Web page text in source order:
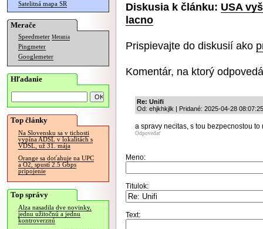
Satelitná mapa SR
Merače
Speedmeter Merania
Pingmeter
Googlemeter
Hľadanie
Top články
Na Slovensku sa v tichosti
vypína ADSL v lokalitách s
VDSL, už 31. mája
Orange sa doťahuje na UPC
a O2, spustí 2.5 Gbps
pripojenie
Top správy
Alza nasadila dve novinky,
jednu užitočnú a jednu
kontroverznú
Diskusia k článku: USA
lacno
Prispievajte do diskusií ako
Komentár, na ktorý
Re: Unifi
Od: ehjkhkjlk | Pridané: 2025-04-28 08:07:25
a spravy necitas, s tou bezpecnostou to
Odpovedať
Meno:
Titulok:
Text: